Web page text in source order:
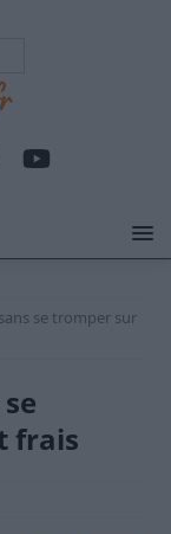
se tromper sur
frais